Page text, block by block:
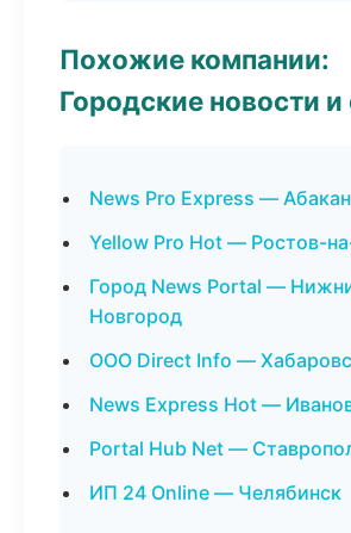
Похожие компании:
Городские новости
News Pro Express — Абакан
Yellow Pro Hot — Ростов-
Город News Portal —
Новгород
ООО Direct Info —
News Express Hot —
Portal Hub Net —
ИП 24 Online — Челябинск